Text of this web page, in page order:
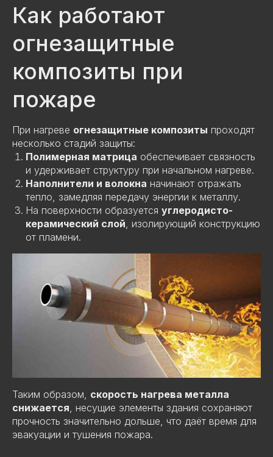
Как работают
огнезащитные
композиты при
пожаре
При нагреве огнезащитные композиты проходят
несколько стадий защиты:
Полимерная матрица обеспечивает связность
и удерживает структуру при начальном нагреве.
Наполнители и волокна начинают отражать
тепло, замедляя передачу энергии к металлу.
На поверхности образуется углеродисто-
керамический слой , изолирующий конструкцию
от пламени.
Таким образом, скорость нагрева металла
снижается , несущие элементы здания сохраняют
прочность значительно дольше, что даёт время для
эвакуации и тушения пожара.